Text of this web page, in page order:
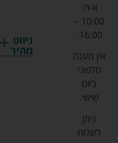
ניווט
מהיר
א-ה:
10:00 –
16:00.
אין מענה
טלפוני
ביום
שישי.
ניתן
לשלוח